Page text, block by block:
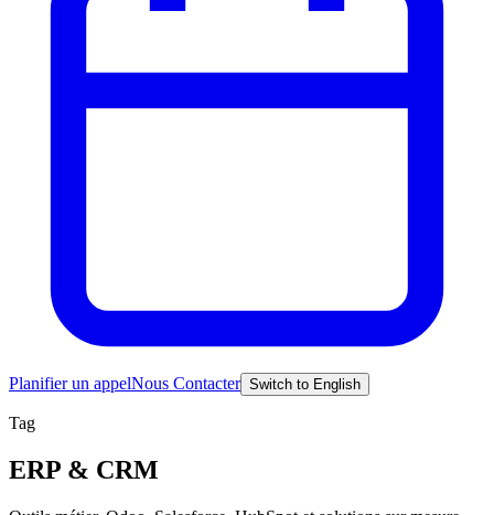
Planifier un appelNous Contacter Switch to English
Tag
ERP & CRM